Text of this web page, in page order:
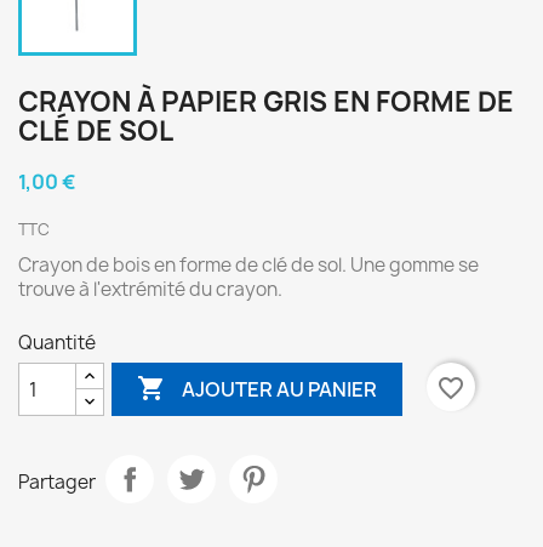
CRAYON À PAPIER GRIS EN FORME DE
CLÉ DE SOL
1,00 €
TTC
Crayon de bois en forme de clé de sol. Une gomme se
trouve à l'extrémité du crayon.
Quantité
 AJOUTER AU PANIER favorite_border
Partager